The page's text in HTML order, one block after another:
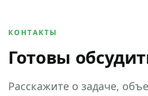
КОНТАКТЫ
Готовы
Расскажите о задаче,